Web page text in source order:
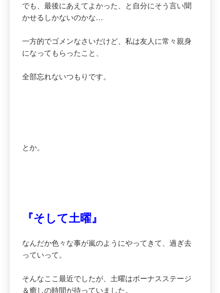
でも、最後にあえてよかった、と自分にそう言い聞
かせるしかないのかな…
一方的でゴメンなさいだけど、私は友人に常々親身
になってもらったこと、
全部忘れないつもりです。
とか。
『そして土曜』
なんだか色々な事が嵐のようにやってきて、過ぎ去
っていって。
そんなここ最近でしたが、土曜はボーナスステージ
＆癒しの時間が待っていました。